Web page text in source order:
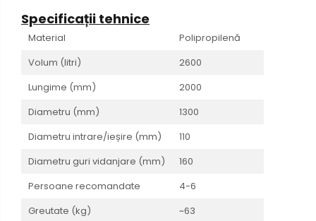
Specificații tehnice
Material
Polipropilenă
Volum (litri)
2600
Lungime (mm)
2000
Diametru (mm)
1300
Diametru intrare/ieșire (mm)
110
Diametru guri vidanjare (mm)
160
Persoane recomandate
4-6
Greutate (kg)
~63